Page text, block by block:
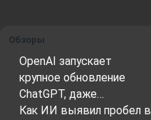
Обзоры
OpenAI запускает
крупное обновление
ChatGPT, даже…
Как ИИ выявил пробел в